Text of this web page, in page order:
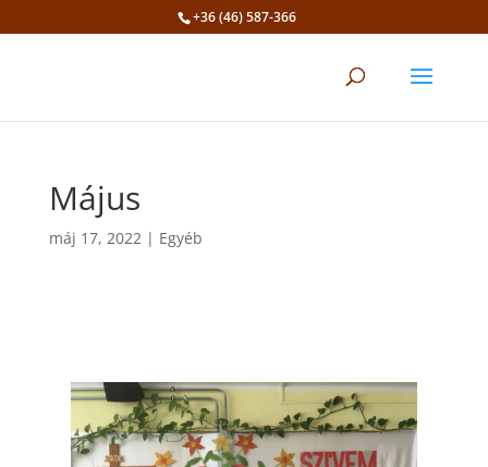
+36 (46) 587-366
Május
máj 17, 2022| Egyéb